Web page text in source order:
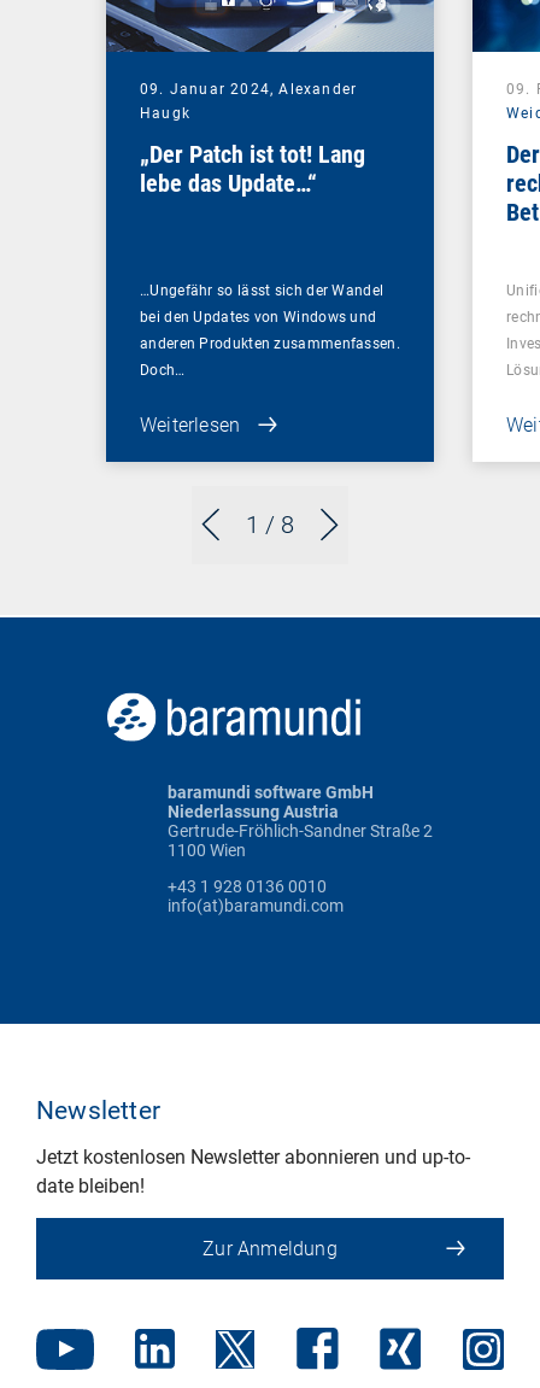
1 / 8
09. Januar 2024,Alexander
Haugk
„Der Patch ist tot! Lang
lebe das Update…“
…Ungefähr so lässt sich der Wandel
bei den Updates von Windows und
anderen Produkten zusammenfassen.
Doch…
Weiterlesen
09.
baramundi software GmbH
Niederlassung Austria
Gertrude-Fröhlich-Sandner Straße 2
1100 Wien
+43 1 928 0136 0010
info(at)baramundi.com
Newsletter
Jetzt kostenlosen Newsletter abonnieren und up-to-
date bleiben!
Zur Anmeldung